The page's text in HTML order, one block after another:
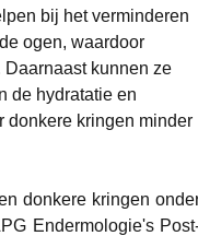
bij het verminderen
ogen, waardoor
kunnen ze
de hydratatie en
donkere kringen minder
donkere kringen
Endermologie's